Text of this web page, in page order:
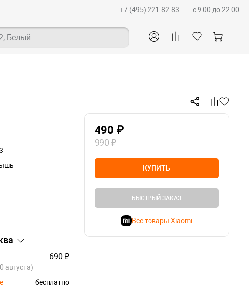
+7 (495) 221-82-83 c 9:00 до 22:00
Белый
августа)
690 ₽
бесплатно
490 ₽
990 ₽
КУПИТЬ
БЫСТРЫЙ ЗАКАЗ
Все товары Xiaomi